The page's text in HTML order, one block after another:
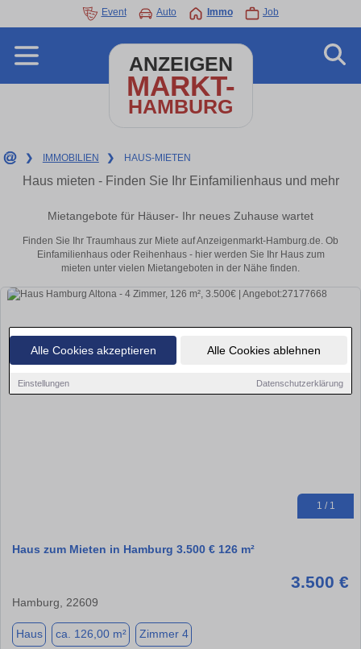
Alle Cookies akzeptieren Alle Cookies ablehnen
Einstellungen Datenschutzerklärung
Event Auto Immo Job
ANZEIGEN
MARKT-
HAMBURG
❯ IMMOBILIEN ❯ HAUS-MIETEN
Haus mieten - Finden Sie Ihr Einfamilienhaus und mehr
Mietangebote für Häuser- Ihr neues Zuhause wartet
Finden Sie Ihr Traumhaus zur Miete auf Anzeigenmarkt-Hamburg.de. Ob
Einfamilienhaus oder Reihenhaus - hier werden Sie Ihr Haus zum
mieten unter vielen Mietangeboten in der Nähe finden.
1 / 1
Haus zum Mieten in Hamburg 3.500 € 126 m²
3.500 €
Hamburg, 22609
Haus ca. 126,00 m² Zimmer 4